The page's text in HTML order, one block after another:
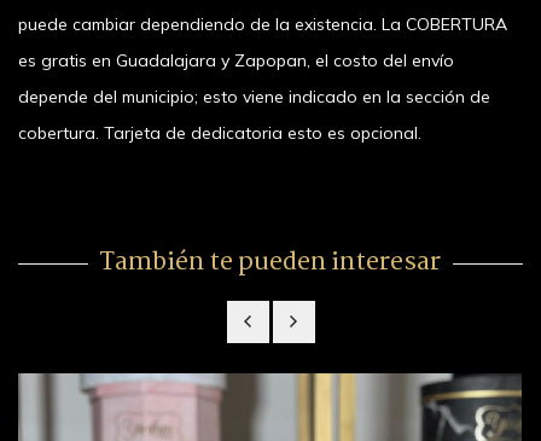
puede cambiar dependiendo de la existencia. La COBERTURA
es gratis en Guadalajara y Zapopan, el costo del envío
depende del municipio; esto viene indicado en la sección de
cobertura. Tarjeta de dedicatoria esto es opcional.
También te pueden interesar